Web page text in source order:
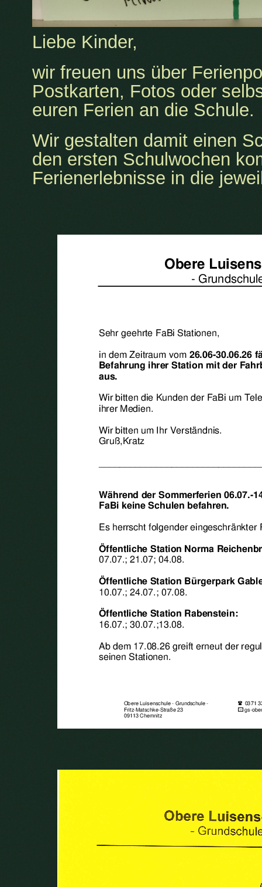
Liebe Kinder,
wir freuen uns über
Postkarten, Fotos oder
euren Ferien an die Schule.
Wir gestalten damit einen
den ersten Schulwochen
Ferienerlebnisse in die